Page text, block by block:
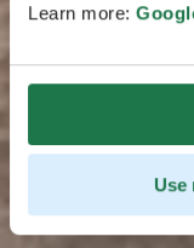
Learn more:
Use